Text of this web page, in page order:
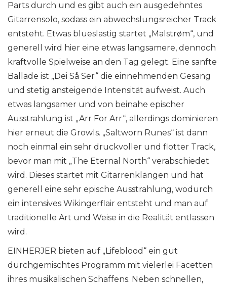
Parts durch und es gibt auch ein ausgedehntes
Gitarrensolo, sodass ein abwechslungsreicher Track
entsteht. Etwas blueslastig startet „Malstrøm“, und
generell wird hier eine etwas langsamere, dennoch
kraftvolle Spielweise an den Tag gelegt. Eine sanfte
Ballade ist „Dei Så Ser“ die einnehmenden Gesang
und stetig ansteigende Intensität aufweist. Auch
etwas langsamer und von beinahe epischer
Ausstrahlung ist „Arr For Arr“, allerdings dominieren
hier erneut die Growls. „Saltworn Runes“ ist dann
noch einmal ein sehr druckvoller und flotter Track,
bevor man mit „The Eternal North“ verabschiedet
wird. Dieses startet mit Gitarrenklängen und hat
generell eine sehr epische Ausstrahlung, wodurch
ein intensives Wikingerflair entsteht und man auf
traditionelle Art und Weise in die Realität entlassen
wird.
EINHERJER bieten auf „Lifeblood“ ein gut
durchgemischtes Programm mit vielerlei Facetten
ihres musikalischen Schaffens. Neben schnellen,